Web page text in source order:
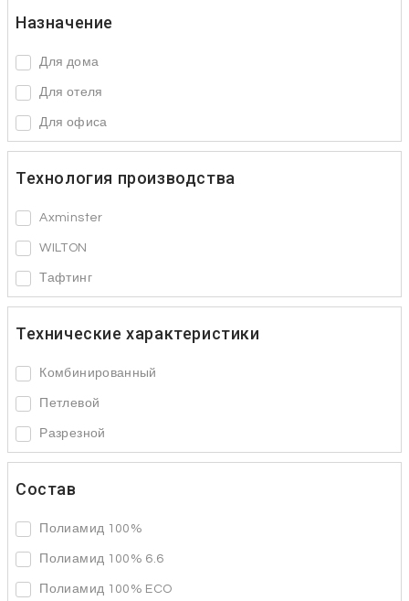
Назначение
Для дома
Для отеля
Для офиса
Технология производства
Axminster
WILTON
Тафтинг
Технические характеристики
Комбинированный
Петлевой
Разрезной
Состав
Полиамид 100%
Полиамид 100% 6.6
Полиамид 100% ECO